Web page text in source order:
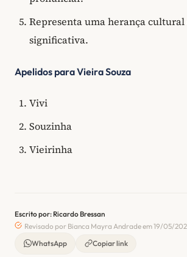
Representa uma herança
significativa.
Apelidos para Vieira Souza
Vivi
Souzinha
Vieirinha
Escrito por: Ricardo Bressan
Revisado por Bianca Mayra Andrade em 19/05/
WhatsApp
Copiar link